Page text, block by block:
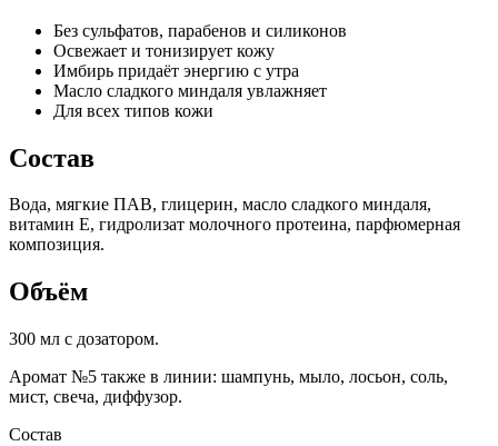
Без сульфатов, парабенов и силиконов
Освежает и тонизирует кожу
Имбирь придаёт энергию с утра
Масло сладкого миндаля увлажняет
Для всех типов кожи
Состав
Вода, мягкие ПАВ, глицерин, масло сладкого миндаля,
витамин Е, гидролизат молочного протеина, парфюмерная
композиция.
Объём
300 мл с дозатором.
Аромат №5 также в линии: шампунь, мыло, лосьон, соль,
мист, свеча, диффузор.
Состав